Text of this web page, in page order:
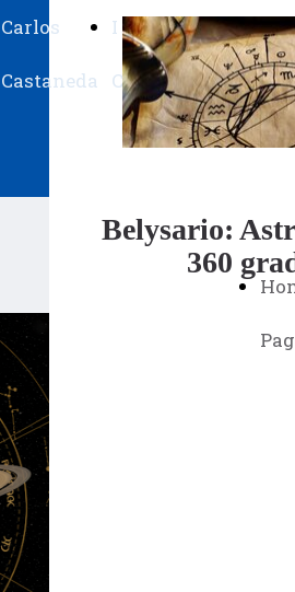
Carlos
Castaneda
I
Ching
Su
Belysario
Belysario:
360